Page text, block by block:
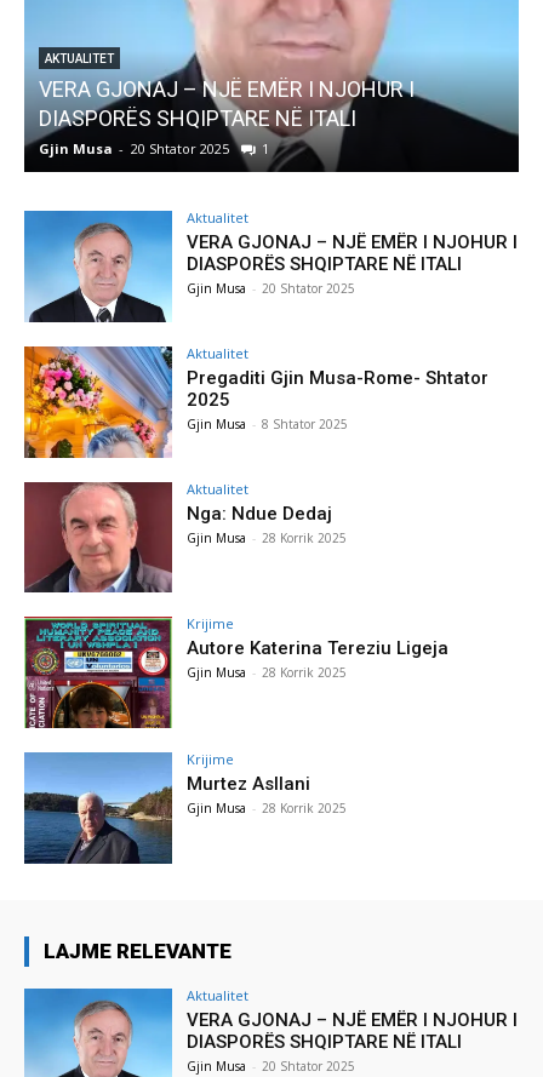
AKTUALITET
Pregaditi Gjin Musa-Rome- Shtator 2025
Gjin Musa - 8 Shtator 2025 0
Aktualitet
VERA GJONAJ – NJË EMËR I NJOHUR I
DIASPORËS SHQIPTARE NË ITALI
Gjin Musa - 20 Shtator 2025
Aktualitet
Pregaditi Gjin Musa-Rome- Shtator
2025
Gjin Musa - 8 Shtator 2025
Aktualitet
Nga: Ndue Dedaj
Gjin Musa - 28 Korrik 2025
Krijime
Autore Katerina Tereziu Ligeja
Gjin Musa - 28 Korrik 2025
Krijime
Murtez Asllani
Gjin Musa - 28 Korrik 2025
LAJME RELEVANTE
Aktualitet
VERA GJONAJ – NJË EMËR I NJOHUR I
DIASPORËS SHQIPTARE NË ITALI
Gjin Musa - 20 Shtator 2025